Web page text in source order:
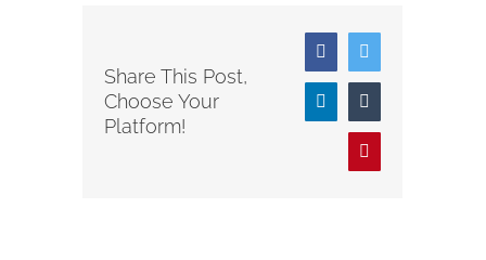
Share This Post,
Choose Your
Platform!
Facebook
LinkedIn